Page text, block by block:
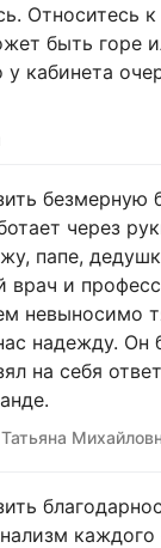
Относитесь
быть горе
у кабинета
безмерную
через
папе,
врач и
невыносимо
надежду. Он
на себя
каждого